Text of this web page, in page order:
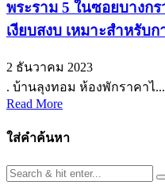
พระราม 5 ในซอยบางก
เงียบสงบ เหมาะสำหรับ
2 ธันวาคม 2023
. บ้านลุงทอม ห้องพักราคาไ...
Read More
ใส่คำค้นหา